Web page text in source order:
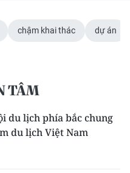
chậm khai thác dự án
TÂM
du lịch phía bắc chung
du lịch Việt Nam